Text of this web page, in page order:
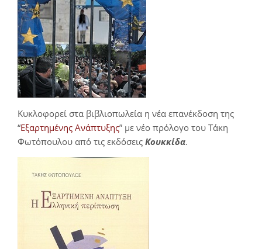
Κυκλοφορεί στα βιβλιοπωλεία η νέα επανέκδοση της
“Εξαρτημένης Ανάπτυξης” με νέο πρόλογο του Τάκη
Φωτόπουλου από τις εκδόσεις Κουκκίδα.